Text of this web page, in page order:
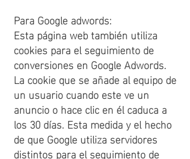
Para Google adwords:
Esta página web también utiliza
cookies para el seguimiento de
conversiones en Google Adwords.
La cookie que se añade al equipo de
un usuario cuando este ve un
anuncio o hace clic en él caduca a
los 30 días. Esta medida y el hecho
de que Google utiliza servidores
distintos para el seguimiento de